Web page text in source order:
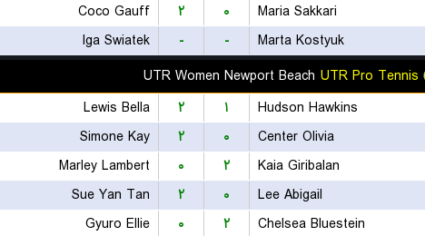
Maria Sakkari
۰ ۲ Coco Gauff
Marta Kostyuk
-
-
Iga Swiatek
UTR Pro Tennis
UTR Women Newport Beach
Hudson Hawkins
۱ ۲ Lewis Bella
Center Olivia
۰ ۲ Simone Kay
Kaia Giribalan
۲ ۰ Marley Lambert
Lee Abigail
۰ ۲ Sue Yan Tan
Chelsea Bluestein
۲ ۰ Gyuro Ellie